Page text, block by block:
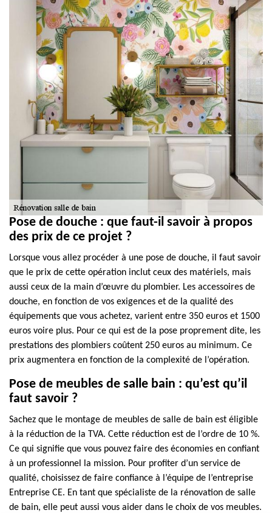
Pose de douche : que faut-il savoir à propos
des prix de ce projet ?
Lorsque vous allez procéder à une pose de douche, il faut savoir
que le prix de cette opération inclut ceux des matériels, mais
aussi ceux de la main d’œuvre du plombier. Les accessoires de
douche, en fonction de vos exigences et de la qualité des
équipements que vous achetez, varient entre 350 euros et 1500
euros voire plus. Pour ce qui est de la pose proprement dite, les
prestations des plombiers coûtent 250 euros au minimum. Ce
prix augmentera en fonction de la complexité de l’opération.
Pose de meubles de salle bain : qu’est qu’il
faut savoir ?
Sachez que le montage de meubles de salle de bain est éligible
à la réduction de la TVA. Cette réduction est de l’ordre de 10 %.
Ce qui signifie que vous pouvez faire des économies en confiant
à un professionnel la mission. Pour profiter d’un service de
qualité, choisissez de faire confiance à l’équipe de l’entreprise
Entreprise CE. En tant que spécialiste de la rénovation de salle
de bain, elle peut aussi vous aider dans le choix de vos meubles.